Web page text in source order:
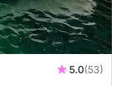
5.0(53)